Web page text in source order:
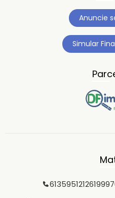
Anuncie
Simular
6135951212